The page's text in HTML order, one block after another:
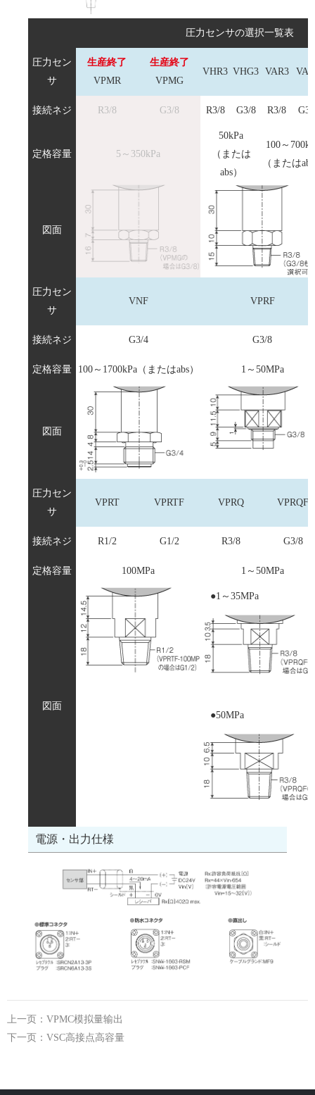
圧力センサの選択一覧表
圧力セン
サ
生産終了
VPMR
生産終了
VPMG
VHR3 VHG3 VAR3
接続ネジ R3/8 G3/8 R3/8 G3/8 R3/8 G3/
定格容量 5～350kPa
50kPa
（または
abs）
100～
（または
図面
圧力セン
サ
VNF VPRF
接続ネジ G3/4 G3/8
定格容量 100～1700kPa（またはabs） 1～50MPa
図面
圧力セン
サ
VPRT VPRTF VPRQ VPRQF
接続ネジ R1/2 G1/2 R3/8 G3/8
定格容量 100MPa 1～50MPa
図面
●1～35MPa
●50MPa
電源・出力仕様
上一页：VPMC模拟量输出
下一页：VSC高接点高容量